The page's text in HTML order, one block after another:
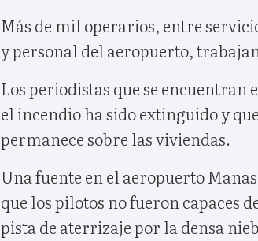
Más de mil operarios, entre
y personal del aeropuerto,
Los periodistas que se encuentran
el incendio ha sido extinguido y
permanece sobre las viviendas.
Una fuente en el aeropuerto
que los pilotos no fueron capaces
pista de aterrizaje por la densa